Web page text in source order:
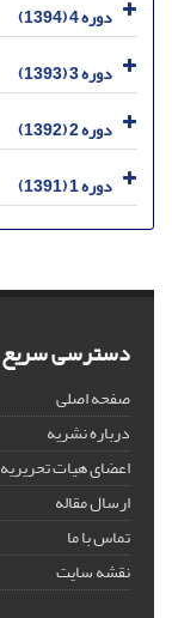
دوره 4 (1394)
دوره 3 (1393)
دوره 2 (1392)
دوره 1 (1391)
دسترسی سریع
صفحه اصلی
درباره نشریه
اعضای هیات تحریریه
ارسال مقاله
تماس با ما
نقشه سایت